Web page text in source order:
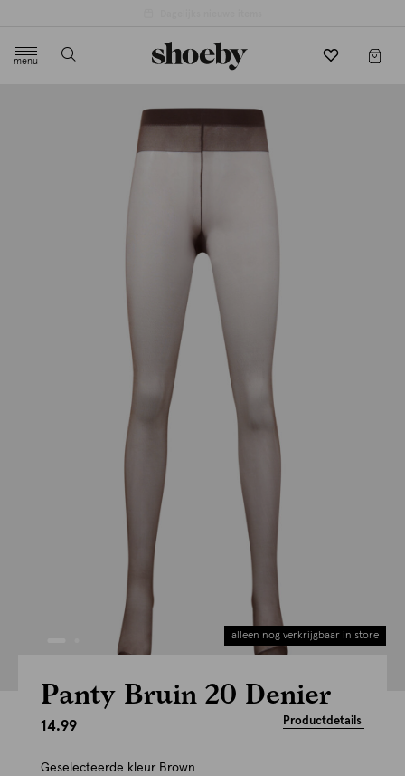
menu
alleen nog verkrijgbaar in store
Panty Bruin 20 Denier
14.99 Productdetails
Geselecteerde kleur Brown